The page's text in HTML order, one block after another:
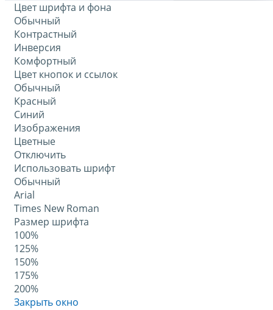
Цвет шрифта и фона
Обычный
Контрастный
Инверсия
Комфортный
Цвет кнопок и ссылок
Обычный
Красный
Синий
Изображения
Цветные
Отключить
Использовать шрифт
Обычный
Arial
Times New Roman
Размер шрифта
100%
125%
150%
175%
200%
Закрыть окно